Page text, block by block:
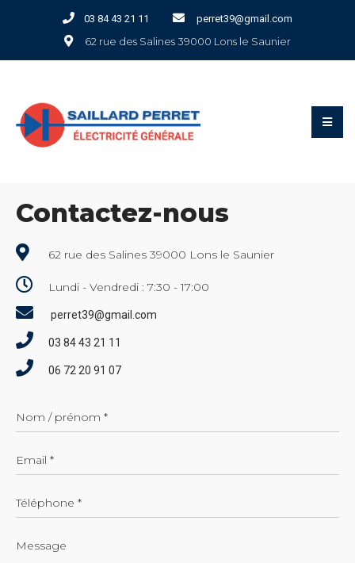
03 84 43 21 11 perret39@gmail.com
62 rue des Salines 39000 Lons le Saunier
Contactez-nous
62 rue des Salines 39000 Lons le Saunier
Lundi - Vendredi : 7:30 - 17:00
perret39@gmail.com
03 84 43 21 11
06 72 20 91 07